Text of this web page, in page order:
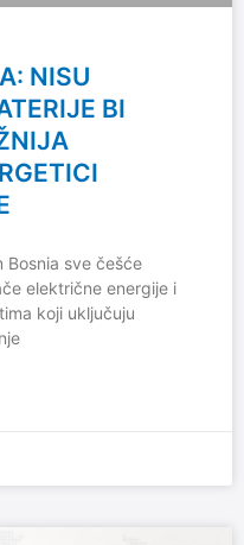
NISU
BI
Bosnia sve češće
električne energije i
koji uključuju